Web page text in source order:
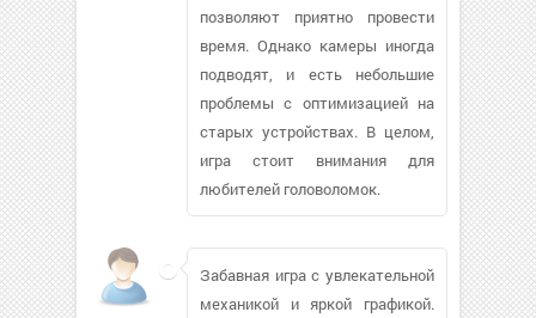
позволяют приятно провести
время. Однако камеры иногда
подводят, и есть небольшие
проблемы с оптимизацией на
старых устройствах. В целом,
игра стоит внимания для
любителей головоломок.
Забавная игра с увлекательной
механикой и яркой графикой.